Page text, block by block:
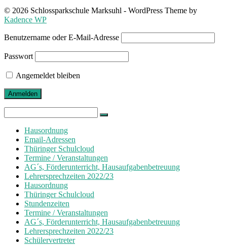
© 2026 Schlossparkschule Marksuhl - WordPress Theme by
Kadence WP
Benutzername oder E-Mail-Adresse
Passwort
Angemeldet bleiben
for:
Hausordnung
Email-Adressen
Thüringer Schulcloud
Termine / Veranstaltungen
AG´s, Förderunterricht, Hausaufgabenbetreuung
Lehrersprechzeiten 2022/23
Hausordnung
Thüringer Schulcloud
Stundenzeiten
Termine / Veranstaltungen
AG´s, Förderunterricht, Hausaufgabenbetreuung
Lehrersprechzeiten 2022/23
Schülervertreter